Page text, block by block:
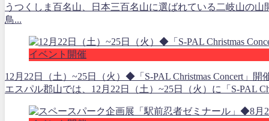
うつくしま百名山、日本三百名山に選ばれている二岐山の
鳥...
イベント開催
12月22日（土）~25日（火）◆「S-PAL Christmas Concert」開
エスパル郡山では、12月22日（土）~25日（火）に「S-PAL